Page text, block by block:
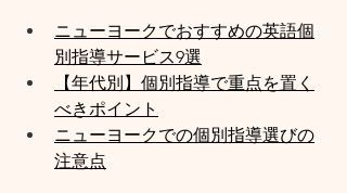
ニューヨークでおすすめの英語個
別指導サービス9選
【年代別】個別指導で重点を置く
べきポイント
ニューヨークでの個別指導選びの
注意点